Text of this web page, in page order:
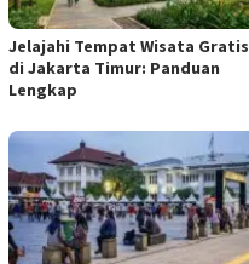
Jelajahi Tempat Wisata Gratis
di Jakarta Timur: Panduan
Lengkap